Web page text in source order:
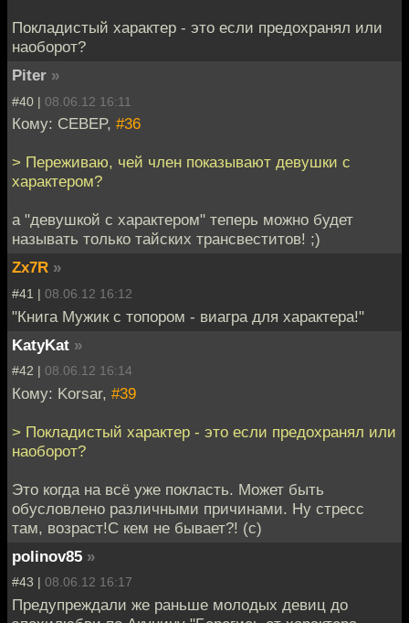
Покладистый характер - это если предохранял или
наоборот?
Piter »
#40 | 08.06.12 16:11
Кому: CEBEP, #36
> Переживаю, чей член показывают девушки с
характером?
а "девушкой с характером" теперь можно будет
называть только тайских трансвеститов! ;)
Zx7R »
#41 | 08.06.12 16:12
"Книга Мужик с топором - виагра для характера!"
KatyKat »
#42 | 08.06.12 16:14
Кому: Korsar, #39
> Покладистый характер - это если предохранял или
наоборот?
Это когда на всё уже покласть. Может быть
обусловлено различными причинами. Ну стресс
там, возраст!С кем не бывает?! (с)
polinov85 »
#43 | 08.06.12 16:17
Предупреждали же раньше молодых девиц до